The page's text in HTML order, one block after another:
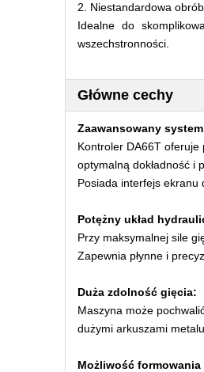
2. Niestandardowa
Idealne do
wszechstronności.
Główne cechy
Zaawansowany
Kontroler DA66T
optymalną dokładność i
Posiada interfejs ekranu
Potężny układ
Przy maksymalnej sile
Zapewnia płynne i
Duża zdolność gięcia:
Maszyna może
dużymi arkuszami metalu.
Możliwość formowania